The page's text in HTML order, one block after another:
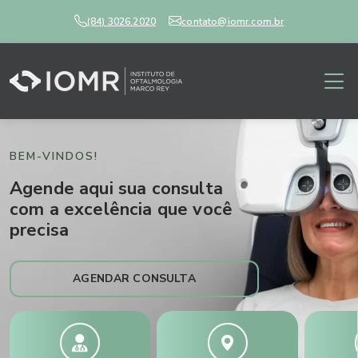
(84) 3026.2020 contato@iomr.com.br
BEM-VINDOS!
Agende aqui sua consulta
com a excelência que você
precisa
AGENDAR CONSULTA